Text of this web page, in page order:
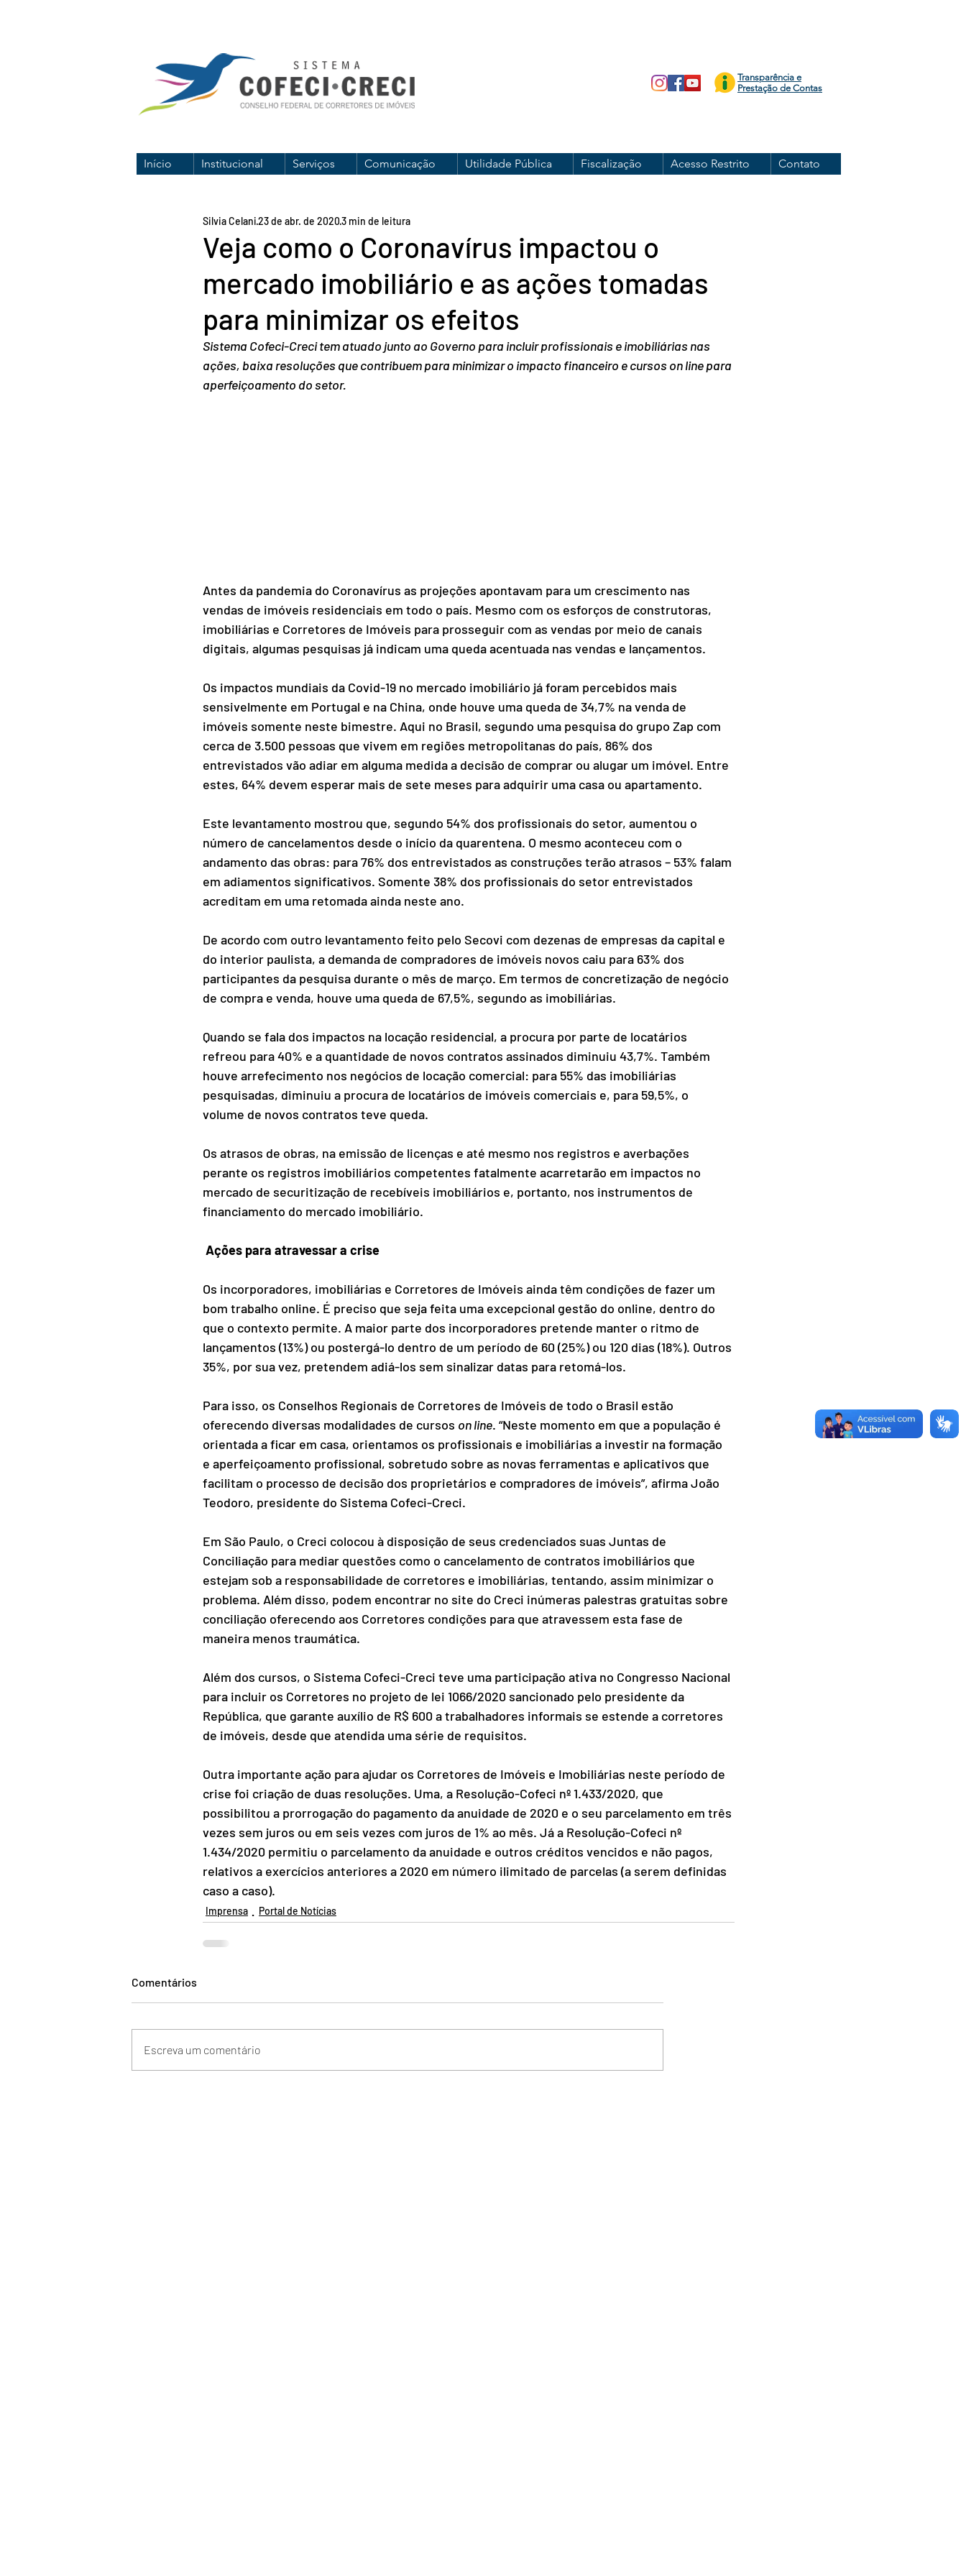
Transparência e
Prestação de Contas
Início Institucional Serviços Comunicação Utilidade Pública Fiscalização Acesso Restrito Contato
Veja como o Coronavírus impactou o
mercado imobiliário e as ações tomadas
para minimizar os efeitos
Silvia Celani23 de abr. de 20203 min de leitura
Sistema Cofeci-Creci tem atuado junto ao Governo para incluir profissionais e imobiliárias nas
ações, baixa resoluções que contribuem para minimizar o impacto financeiro e cursos on line para
aperfeiçoamento do setor.
Antes da pandemia do Coronavírus as projeções apontavam para um crescimento nas
vendas de imóveis residenciais em todo o país. Mesmo com os esforços de construtoras,
imobiliárias e Corretores de Imóveis para prosseguir com as vendas por meio de canais
digitais, algumas pesquisas já indicam uma queda acentuada nas vendas e lançamentos.
Os impactos mundiais da Covid-19 no mercado imobiliário já foram percebidos mais
sensivelmente em Portugal e na China, onde houve uma queda de 34,7% na venda de
imóveis somente neste bimestre. Aqui no Brasil, segundo uma pesquisa do grupo Zap com
cerca de 3.500 pessoas que vivem em regiões metropolitanas do país, 86% dos
entrevistados vão adiar em alguma medida a decisão de comprar ou alugar um imóvel. Entre
estes, 64% devem esperar mais de sete meses para adquirir uma casa ou apartamento.
Este levantamento mostrou que, segundo 54% dos profissionais do setor, aumentou o
número de cancelamentos desde o início da quarentena. O mesmo aconteceu com o
andamento das obras: para 76% dos entrevistados as construções terão atrasos – 53% falam
em adiamentos significativos. Somente 38% dos profissionais do setor entrevistados
acreditam em uma retomada ainda neste ano.
De acordo com outro levantamento feito pelo Secovi com dezenas de empresas da capital e
do interior paulista, a demanda de compradores de imóveis novos caiu para 63% dos
participantes da pesquisa durante o mês de março. Em termos de concretização de negócio
de compra e venda, houve uma queda de 67,5%, segundo as imobiliárias.
Quando se fala dos impactos na locação residencial, a procura por parte de locatários
refreou para 40% e a quantidade de novos contratos assinados diminuiu 43,7%. Também
houve arrefecimento nos negócios de locação comercial: para 55% das imobiliárias
pesquisadas, diminuiu a procura de locatários de imóveis comerciais e, para 59,5%, o
volume de novos contratos teve queda.
Os atrasos de obras, na emissão de licenças e até mesmo nos registros e averbações
perante os registros imobiliários competentes fatalmente acarretarão em impactos no
mercado de securitização de recebíveis imobiliários e, portanto, nos instrumentos de
financiamento do mercado imobiliário.
Ações para atravessar a crise
Os incorporadores, imobiliárias e Corretores de Imóveis ainda têm condições de fazer um
bom trabalho online. É preciso que seja feita uma excepcional gestão do online, dentro do
que o contexto permite. A maior parte dos incorporadores pretende manter o ritmo de
lançamentos (13%) ou postergá-lo dentro de um período de 60 (25%) ou 120 dias (18%). Outros
35%, por sua vez, pretendem adiá-los sem sinalizar datas para retomá-los.
Para isso, os Conselhos Regionais de Corretores de Imóveis de todo o Brasil estão
oferecendo diversas modalidades de cursos on line. “Neste momento em que a população é
orientada a ficar em casa, orientamos os profissionais e imobiliárias a investir na formação
e aperfeiçoamento profissional, sobretudo sobre as novas ferramentas e aplicativos que
facilitam o processo de decisão dos proprietários e compradores de imóveis”, afirma João
Teodoro, presidente do Sistema Cofeci-Creci.
Em São Paulo, o Creci colocou à disposição de seus credenciados suas Juntas de
Conciliação para mediar questões como o cancelamento de contratos imobiliários que
estejam sob a responsabilidade de corretores e imobiliárias, tentando, assim minimizar o
problema. Além disso, podem encontrar no site do Creci inúmeras palestras gratuitas sobre
conciliação oferecendo aos Corretores condições para que atravessem esta fase de
maneira menos traumática.
Além dos cursos, o Sistema Cofeci-Creci teve uma participação ativa no Congresso Nacional
para incluir os Corretores no projeto de lei 1066/2020 sancionado pelo presidente da
República, que garante auxílio de R$ 600 a trabalhadores informais se estende a corretores
de imóveis, desde que atendida uma série de requisitos.
Outra importante ação para ajudar os Corretores de Imóveis e Imobiliárias neste período de
crise foi criação de duas resoluções. Uma, a Resolução-Cofeci nº 1.433/2020, que
possibilitou a prorrogação do pagamento da anuidade de 2020 e o seu parcelamento em três
vezes sem juros ou em seis vezes com juros de 1% ao mês. Já a Resolução-Cofeci nº
1.434/2020 permitiu o parcelamento da anuidade e outros créditos vencidos e não pagos,
relativos a exercícios anteriores a 2020 em número ilimitado de parcelas (a serem definidas
caso a caso).
Imprensa Portal de Notícias
Comentários
Escreva um comentário